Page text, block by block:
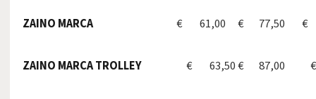
ZAINO MARCA € 61,00 € 77,50 €
ZAINO MARCA TROLLEY € 63,50€ 87,00